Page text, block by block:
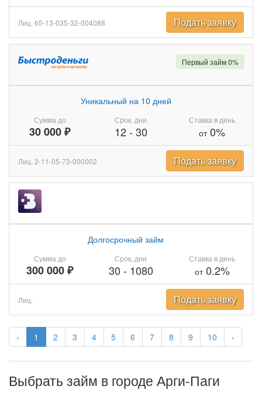
‹ 1 2 3 4 5 6 7 8 9 10 ›
Лиц. 65-13-035-32-004088 Подать заявку
Сумма до
30 000 ₽
Уникальный на 10 дней
Срок, дни
12- 30
Ставка в день
от0%
Первый займ 0%
Лиц. 2-11-05-73-000002 Подать заявку
Сумма до
300 000 ₽
Долгосрочный займ
Срок, дни
30 - 1080
Ставка в день
от0.2%
Лиц. Подать заявку
Выбрать займ в городе Арги-Паги